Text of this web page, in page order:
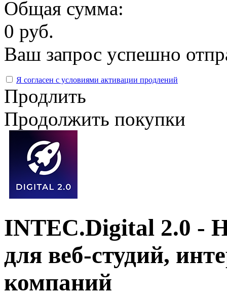
Общая сумма:
0 руб.
Ваш запрос успешно
Я согласен с условиями активации продлений
Продлить
Продолжить покупки
INTEC.Digital 2.0 -
для веб-студий,
компаний